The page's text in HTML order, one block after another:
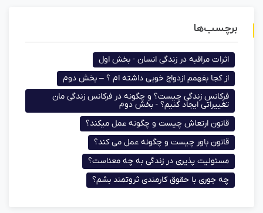
برچسب‌ها
اثرات مراقبه در زندگی انسان - بخش اول
از کجا بفهمم ازدواج خوبی داشته ام ؟ – بخش دوم
فرکانس زندگی چیست؟ و چگونه در فرکانس زندگی مان
تغییراتی ایجاد کنیم؟ - بخش دوم
قانون ارتعاش چیست و چگونه عمل میکند؟
قانون باور چیست و چگونه عمل می کند؟
مسئولیت پذیری در زندگی به چه معناست؟
چه جوری با حقوق کارمندی ثروتمند بشم؟